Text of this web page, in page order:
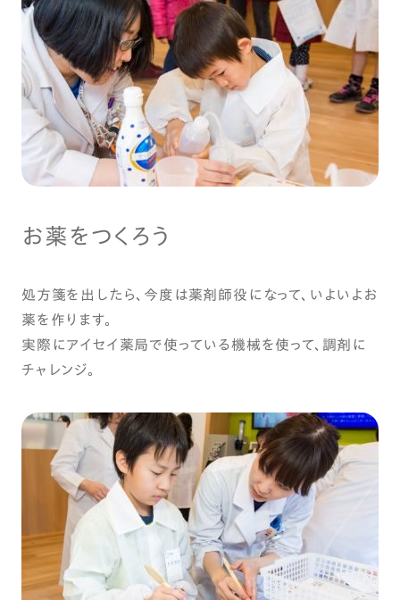
お薬をつくろう
処方箋を出したら、今度は薬剤師役になって、いよいよお
薬を作ります。
実際にアイセイ薬局で使っている機械を使って、調剤に
チャレンジ。